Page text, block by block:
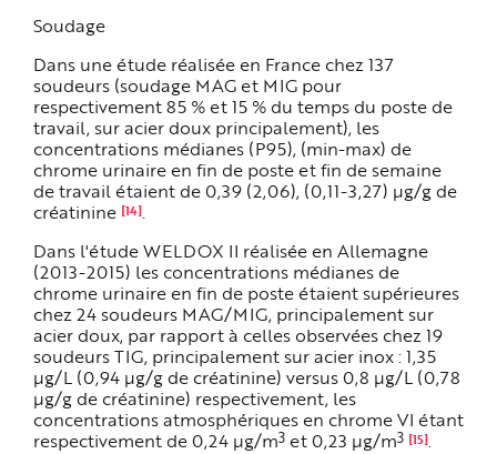
Soudage
Dans une étude réalisée en France chez 137
soudeurs (soudage MAG et MIG pour
respectivement 85 % et 15 % du temps du poste de
travail, sur acier doux principalement), les
concentrations médianes (P95), (min-max) de
chrome urinaire en fin de poste et fin de semaine
de travail étaient de 0,39 (2,06), (0,11-3,27) µg/g de
créatinine [14].
Dans l'étude WELDOX II réalisée en Allemagne
(2013-2015) les concentrations médianes de
chrome urinaire en fin de poste étaient supérieures
chez 24 soudeurs MAG/MIG, principalement sur
acier doux, par rapport à celles observées chez 19
soudeurs TIG, principalement sur acier inox : 1,35
µg/L (0,94 µg/g de créatinine) versus 0,8 µg/L (0,78
µg/g de créatinine) respectivement, les
concentrations atmosphériques en chrome VI étant
respectivement de 0,24 µg/m3 et 0,23 µg/m3 [15].